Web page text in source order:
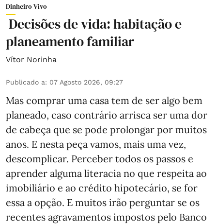
Dinheiro Vivo
Decisões de vida: habitação e
planeamento familiar
Vítor Norinha
Publicado a: 07 Agosto 2026, 09:27
Mas comprar uma casa tem de ser algo bem
planeado, caso contrário arrisca ser uma dor
de cabeça que se pode prolongar por muitos
anos. E nesta peça vamos, mais uma vez,
descomplicar. Perceber todos os passos e
aprender alguma literacia no que respeita ao
imobiliário e ao crédito hipotecário, se for
essa a opção. E muitos irão perguntar se os
recentes agravamentos impostos pelo Banco